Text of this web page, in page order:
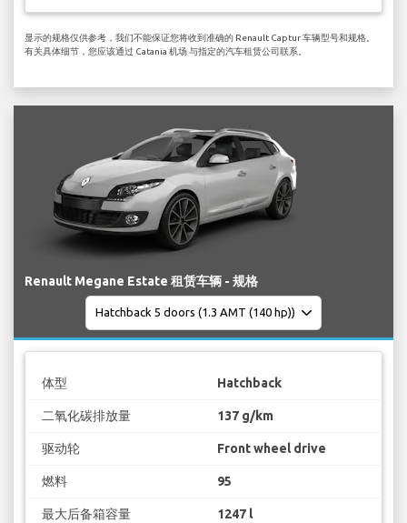
显示的规格仅供参考，我们不能保证您将收到准确的 Renault Captur 车辆型号和规格。
有关具体细节，您应该通过 Catania 机场 与指定的汽车租赁公司联系。
Renault Megane Estate 租赁车辆 - 规格
体型 Hatchback
二氧化碳排放量 137 g/km
驱动轮 Front wheel drive
燃料 95
最大后备箱容量 1247 l